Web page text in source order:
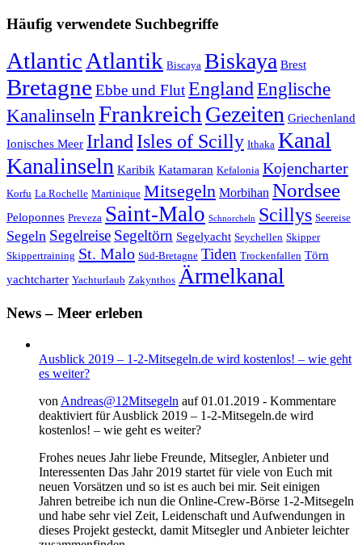
Häufig verwendete Suchbegriffe
AtlanticAtlantik Biscaya Biskaya Brest
Bretagne Ebbe und Flut EnglandEnglische
KanalinselnFrankreichGezeiten Griechenland
Ionisches Meer IrlandIsles of Scilly Ithaka Kanal
Kanalinseln Karibik Katamaran Kefalonia Kojencharter
Korfu La Rochelle Martinique Mitsegeln Morbihan Nordsee
Peloponnes Preveza Saint-Malo Schnorcheln Scillys Seereise
Segeln Segelreise Segeltörn Segelyacht Seychellen Skipper
Skippertraining St. Malo Süd-Bretagne Tiden Trockenfallen Törn
yachtcharter Yachturlaub Zakynthos Ärmelkanal
News – Meer erleben
Ausblick 2019 – 1-2-Mitsegeln.de wird kostenlos! – wie geht
es weiter?
von Andreas@12Mitsegeln auf 01.01.2019 - Kommentare
deaktiviert für Ausblick 2019 – 1-2-Mitsegeln.de wird
kostenlos! – wie geht es weiter?
Frohes neues Jahr liebe Freunde, Mitsegler, Anbieter und
Interessenten Das Jahr 2019 startet für viele von Euch mit
neuen Vorsätzen und so ist es auch bei mir. Seit einigen
Jahren betreibe ich nun die Online-Crew-Börse 1-2-Mitsegeln
und habe sehr viel Zeit, Leidenschaft und Aufwendungen in
dieses Projekt gesteckt, damit Mitsegler und Anbieter leichter